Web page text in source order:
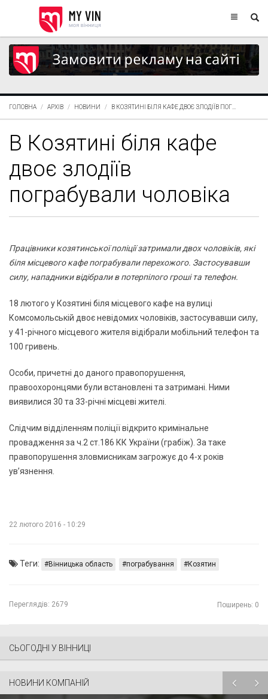
ГОЛОВНА АРХІВ НОВИНИ В КОЗЯТИНІ БІЛЯ КАФЕ ДВОЄ ЗЛОДІЇВ ПОГ...
В Козятині біля кафе
двоє злодіїв
пограбували чоловіка
Працівники козятинської поліції затримали двох чоловіків, які
біля місцевого кафе пограбували перехожого. Застосувавши
силу, нападники відібрали в потерпілого гроші та телефон.
18 лютого у Козятині біля місцевого кафе на вулиці
Комсомольській двоє невідомих чоловіків, застосувавши силу,
у 41-річного місцевого жителя відібрали мобільний телефон та
100 гривень.
Особи, причетні до даного правопорушення,
правоохоронцями були встановлені та затримані. Ними
виявилися 30 та 33-річні місцеві жителі.
Слідчим відділенням поліції відкрито кримінальне
провадження за ч.2 ст.186 КК України (грабіж). За таке
правопорушення зловмисникам загрожує до 4-х років
ув’язнення.
22 лютого 2016 - 10:29
Теги: Вінницька область пограбування Козятин
Переглядів: 2679 Поширень: 0
СЬОГОДНІ У ВІННИЦІ
НОВИНИ КОМПАНІЙ